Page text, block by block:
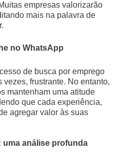
empresas valorizarão
mais na palavra de
no WhatsApp
de busca por emprego
frustrante. No entanto,
mantenham uma atitude
que cada experiência,
agregar valor às suas
uma análise profunda